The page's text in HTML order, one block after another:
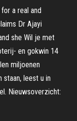
a real and
Dr Ajayi
she Wil je met
en gokwin 14
miljoenen
staan, leest u in
Nieuwsoverzicht: